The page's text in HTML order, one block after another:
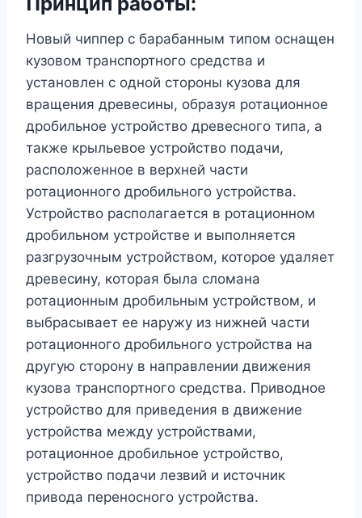
Новый чиппер с барабанным типом оснащен
кузовом транспортного средства и
установлен с одной стороны кузова для
вращения древесины, образуя ротационное
дробильное устройство древесного типа, а
также крыльевое устройство подачи,
расположенное в верхней части
ротационного дробильного устройства.
Устройство располагается в ротационном
дробильном устройстве и выполняется
разгрузочным устройством, которое удаляет
древесину, которая была сломана
ротационным дробильным устройством, и
выбрасывает ее наружу из нижней части
ротационного дробильного устройства на
другую сторону в направлении движения
кузова транспортного средства. Приводное
устройство для приведения в движение
устройства между устройствами,
ротационное дробильное устройство,
устройство подачи лезвий и источник
привода переносного устройства.